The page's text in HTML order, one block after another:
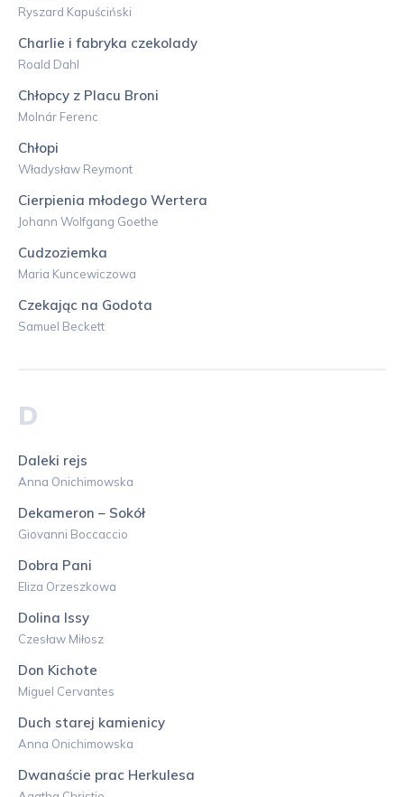
Ryszard Kapuściński
Charlie i fabryka czekolady
Roald Dahl
Chłopcy z Placu Broni
Molnár Ferenc
Chłopi
Władysław Reymont
Cierpienia młodego Wertera
Johann Wolfgang Goethe
Cudzoziemka
Maria Kuncewiczowa
Czekając na Godota
Samuel Beckett
D
Daleki rejs
Anna Onichimowska
Dekameron – Sokół
Giovanni Boccaccio
Dobra Pani
Eliza Orzeszkowa
Dolina Issy
Czesław Miłosz
Don Kichote
Miguel Cervantes
Duch starej kamienicy
Anna Onichimowska
Dwanaście prac Herkulesa